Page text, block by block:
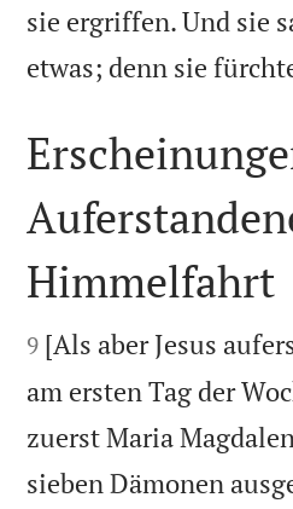
sie ergriffen. Und sie
etwas; denn sie

Himmelfahrt

9 [Als aber Jesus
am ersten Tag der
zuerst Maria
sieben Dämonen